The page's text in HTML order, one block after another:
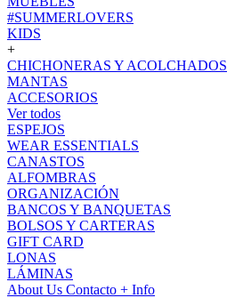
#SUMMERLOVERS
KIDS
+
CHICHONERAS Y ACOLCHADOS
MANTAS
ACCESORIOS
Ver todos
ESPEJOS
WEAR ESSENTIALS
CANASTOS
ALFOMBRAS
ORGANIZACIÓN
BANCOS Y BANQUETAS
BOLSOS Y CARTERAS
GIFT CARD
LONAS
LÁMINAS
About Us Contacto + Info